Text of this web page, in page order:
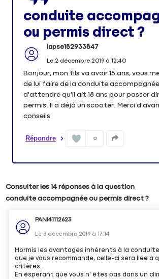
conduite
ou permis direct ?
Iapse182933847
Le 2 décembre 2019à 12:40
Bonjour, mon fils va avoir 15 ans, vous
de lui faire de la conduite
d'attendre qu'il ait 18 ans pour passer
permis. Il a déjà un scooter. Merci
conseils
Répondre 0
Consulter les 14 réponses à la question
conduite accompagnée ou permis direct ?
PANI41112623
Le 3 décembre 2019 à17:14
Hormis les avantages inhérents à la
que je vous recommande, celle-ci sera liée à
critères.
En espérant que vous n' êtes pas dans un